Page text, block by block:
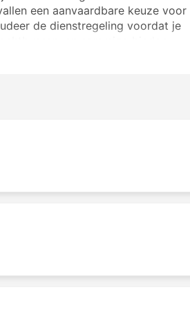
een aanvaardbare keuze voor
de dienstregeling voordat je
online bij Tirana Metropol.
rijden zijn: